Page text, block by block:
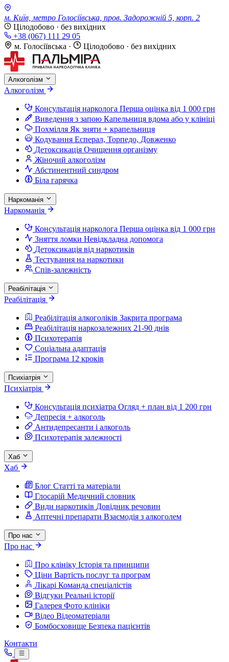
м. Київ, метро Голосіївська, пров. Задорожній 5, корп. 2
Цілодобово · без вихідних
+38 (067) 111 29 05
м. Голосіївська · Цілодобово · без вихідних
Алкоголізм
Алкоголізм
Консультація нарколога Перша оцінка від 1 000 грн
Виведення з запою Капельниця вдома або у клініці
Похмілля Як зняти + крапельниця
Кодування Есперал, Торпедо, Довженко
Детоксикація Очищення організму
Жіночий алкоголізм
Абстинентний синдром
Біла гарячка
Наркоманія
Наркоманія
Консультація нарколога Перша оцінка від 1 000 грн
Зняття ломки Невідкладна допомога
Детоксикація від наркотиків
Тестування на наркотики
Спів-залежність
Реабілітація
Реабілітація
Реабілітація алкоголіків Закрита програма
Реабілітація наркозалежних 21-90 днів
Психотерапія
Соціальна адаптація
Програма 12 кроків
Психіатрія
Психіатрія
Консультація психіатра Огляд + план від 1 200 грн
Депресія + алкоголь
Антидепресанти і алкоголь
Психотерапія залежності
Хаб
Хаб
Блог Статті та матеріали
Глосарій Медичний словник
Види наркотиків Довідник речовин
Аптечні препарати Взаємодія з алкоголем
Про нас
Про нас
Про клініку Історія та принципи
Ціни Вартість послуг та програм
Лікарі Команда спеціалістів
Відгуки Реальні історії
Галерея Фото клініки
Відео Відеоматеріали
Бомбосховище Безпека пацієнтів
Контакти